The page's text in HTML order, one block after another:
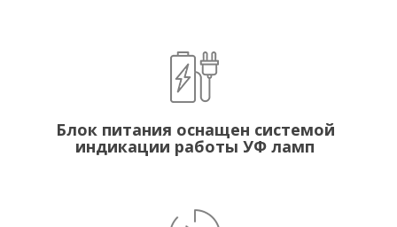
Блок питания оснащен системой
индикации работы УФ ламп